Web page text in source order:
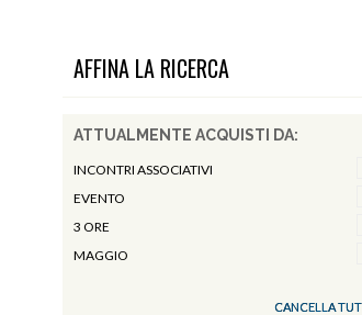
AFFINA LA RICERCA
ATTUALMENTE ACQUISTI DA:
INCONTRI ASSOCIATIVI
EVENTO
3 ORE
MAGGIO
CANCELLA